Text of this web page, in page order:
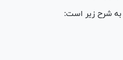
شرح زیر است: